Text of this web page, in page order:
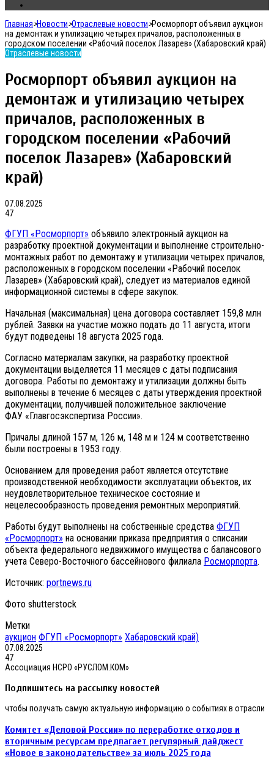
Главная>Новости>Отраслевые новости>Росморпорт объявил аукцион
на демонтаж и утилизацию четырех причалов, расположенных в
городском поселении «Рабочий поселок Лазарев» (Хабаровский край)
Отраслевые новости
Росморпорт объявил аукцион на
демонтаж и утилизацию четырех
причалов, расположенных в
городском поселении «Рабочий
поселок Лазарев» (Хабаровский
край)
07.08.2025
47
ФГУП «Росморпорт» объявило электронный аукцион на
разработку проектной документации и выполнение строительно-
монтажных работ по демонтажу и утилизации четырех причалов,
расположенных в городском поселении «Рабочий поселок
Лазарев» (Хабаровский край), следует из материалов единой
информационной системы в сфере закупок.
Начальная (максимальная) цена договора составляет 159,8 млн
рублей. Заявки на участие можно подать до 11 августа, итоги
будут подведены 18 августа 2025 года.
Согласно материалам закупки, на разработку проектной
документации выделяется 11 месяцев с даты подписания
договора. Работы по демонтажу и утилизации должны быть
выполнены в течение 6 месяцев с даты утверждения проектной
документации, получившей положительное заключение
ФАУ «Главгосэкспертиза России».
Причалы длиной 157 м, 126 м, 148 м и 124 м соответственно
были построены в 1953 году.
Основанием для проведения работ является отсутствие
производственной необходимости эксплуатации объектов, их
неудовлетворительное техническое состояние и
нецелесообразность проведения ремонтных мероприятий.
Работы будут выполнены на собственные средства ФГУП
«Росморпорт» на основании приказа предприятия о списании
объекта федерального недвижимого имущества с балансового
учета Северо-Восточного бассейнового филиала Росморпорта.
Источник: portnews.ru
Фото shutterstock
Метки
аукцион ФГУП «Росморпорт» Хабаровский край)
07.08.2025
47
Ассоциация НСРО «РУСЛОМ.КОМ»
Подпишитесь на рассылку новостей
чтобы получать самую актуальную информацию о событиях в отрасли
Комитет
«Деловой
России»
по
Комитет «Деловой России» по переработке отходов и
вторичным ресурсам предлагает регулярный дайджест
«Новое в законодательстве» за июль 2025 года